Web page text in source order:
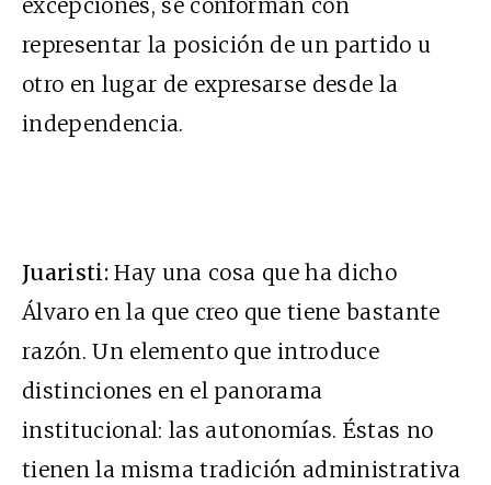
excepciones, se conforman con
representar la posición de un partido u
otro en lugar de expresarse desde la
independencia.
Juaristi: Hay una cosa que ha dicho
Álvaro en la que creo que tiene bastante
razón. Un elemento que introduce
distinciones en el panorama
institucional: las autonomías. Éstas no
tienen la misma tradición administrativa